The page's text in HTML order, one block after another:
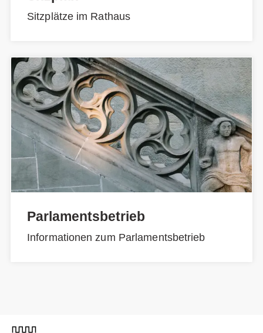
Sitzplätze im Rathaus
Parlamentsbetrieb
Informationen zum Parlamentsbetrieb